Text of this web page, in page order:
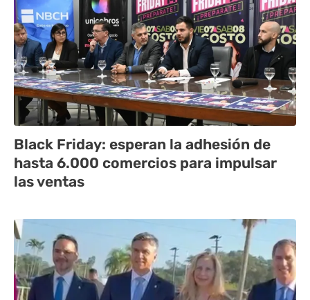
Black Friday: esperan la adhesión de
hasta 6.000 comercios para impulsar
las ventas